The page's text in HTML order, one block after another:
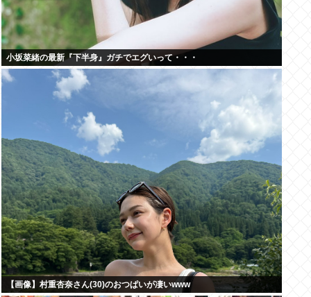
小坂菜緒の最新『下半身』ガチでエグいって・・・
【画像】村重杏奈さん(30)のおつぱいが凄いwww